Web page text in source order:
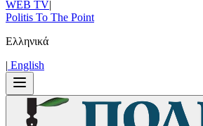
WEB TV|
Politis To The Point
Ελληνικά
| Εnglish